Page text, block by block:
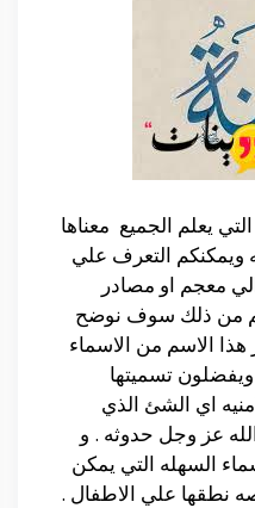
يعلم الجميع معناها
التعرف علي
معجم او مصادر
من ذلك سوف نوضح
هذا الاسم من الاسماء
ويفضلون تسميتها
اي الشئ الذي
عز وجل حدوثه . و
السهله التي يمكن
نطقها علي الاطفال .